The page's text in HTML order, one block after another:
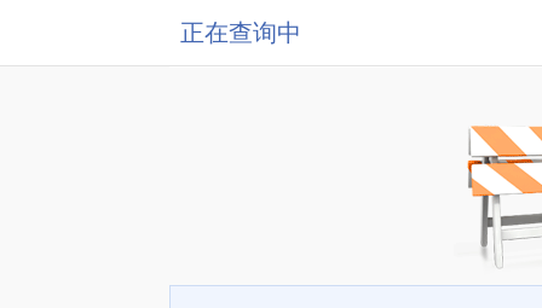
正在查询中